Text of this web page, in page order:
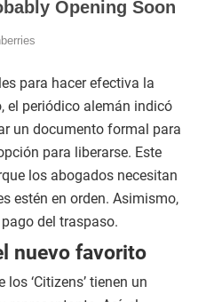
para hacer efectiva la
el periódico alemán indicó
un documento formal para
para liberarse. Este
los abogados necesitan
estén en orden. Asimismo,
del traspaso.
nuevo favorito
‘Citizens’ tienen un